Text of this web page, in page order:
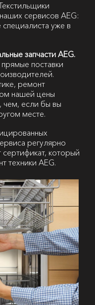
сервисов AEG:
специалиста уже в
запчасти AEG.
поставки
ремонт
нашей цены
чем, если бы вы
месте.
регулярно
который
техники AEG.